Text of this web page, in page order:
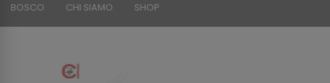
BOSCO CHI SIAMO SHOP